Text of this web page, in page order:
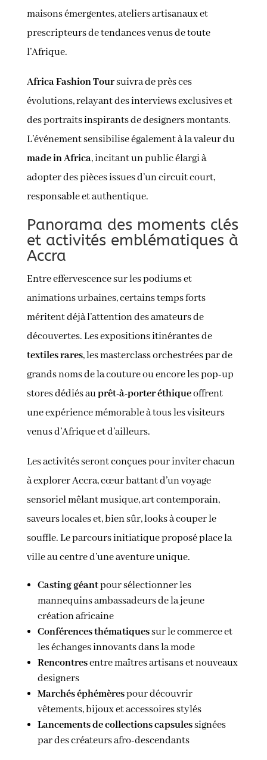
maisons émergentes, ateliers artisanaux et
prescripteurs de tendances venus de toute
l’Afrique.
Africa Fashion Toursuivra de près ces
évolutions, relayant des interviews exclusives et
des portraits inspirants de designers montants.
L’événement sensibilise également à la valeur du
made in Africa, incitant un public élargi à
adopter des pièces issues d’un circuit court,
responsable et authentique.
Panorama des moments clés
et activités emblématiques à
Accra
Entre effervescence sur les podiums et
animations urbaines, certains temps forts
méritent déjà l’attention des amateurs de
découvertes. Les expositions itinérantes de
textiles rares, les masterclass orchestrées par de
grands noms de la couture ou encore les pop-up
stores dédiés auprêt-à-porter éthiqueoffrent
une expérience mémorable à tous les visiteurs
venus d’Afrique et d’ailleurs.
Les activités seront conçues pour inviter chacun
à explorer Accra, cœur battant d’un voyage
sensoriel mêlant musique, art contemporain,
saveurs locales et, bien sûr, looks à couper le
souffle. Le parcours initiatique proposé place la
ville au centre d’une aventure unique.
Casting géantpour sélectionner les
mannequins ambassadeurs de la jeune
création africaine
Conférences thématiquessur le commerce et
les échanges innovants dans la mode
Rencontresentre maîtres artisans et nouveaux
designers
Marchés éphémèrespour découvrir
vêtements, bijoux et accessoires stylés
Lancements de collections capsulessignées
par des créateurs afro-descendants